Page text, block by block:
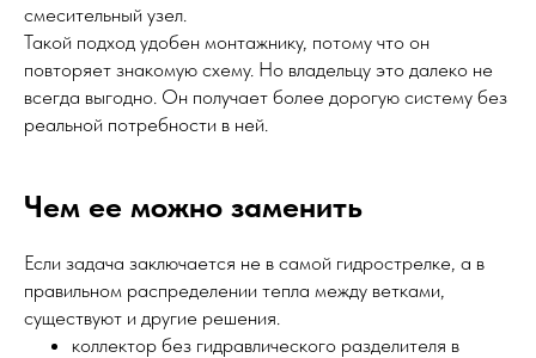
смесительный узел.
Такой подход удобен монтажнику, потому что он
повторяет знакомую схему. Но владельцу это далеко не
всегда выгодно. Он получает более дорогую систему без
реальной потребности в ней.
Чем ее можно заменить
Если задача заключается не в самой гидрострелке, а в
правильном распределении тепла между ветками,
существуют и другие решения.
коллектор без гидравлического разделителя в